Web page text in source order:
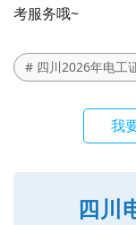
考服务哦~
# 四川2026年电工
我
四川